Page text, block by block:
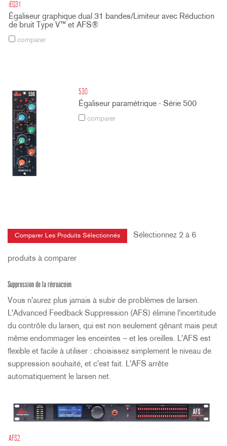
iEQ31
Égaliseur graphique dual 31 bandes/Limiteur avec Réduction
de bruit Type V™ et AFS®
comparer
530
Égaliseur paramétrique - Série 500
comparer
Sélectionnez 2 à 6
produits à comparer
Suppression de la rétroaction
Vous n'aurez plus jamais à subir de problèmes de larsen.
L'Advanced Feedback Suppression (AFS) élimine l'incertitude
du contrôle du larsen, qui est non seulement gênant mais peut
même endommager les enceintes – et les oreilles. L'AFS est
flexible et facile à utiliser : choisissez simplement le niveau de
suppression souhaité, et c'est fait. L'AFS arrête
automatiquement le larsen net.
AFS2